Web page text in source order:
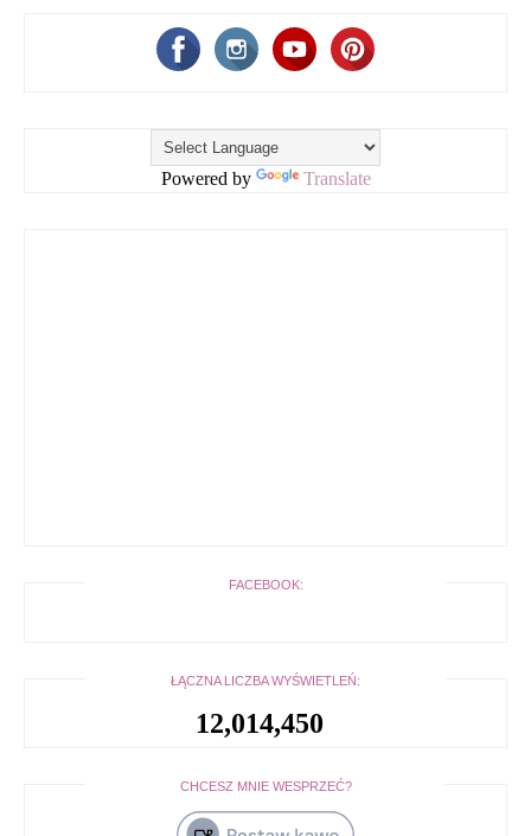
Powered by Translate
FACEBOOK:
ŁĄCZNA LICZBA WYŚWIETLEŃ:
12,014,450
CHCESZ MNIE WESPRZEĆ?